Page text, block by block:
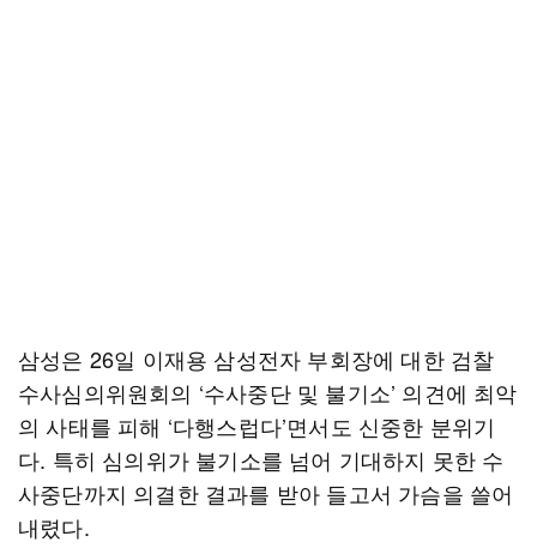
삼성은 26일 이재용 삼성전자 부회장에 대한 검찰
수사심의위원회의 ‘수사중단 및 불기소’ 의견에 최악
의 사태를 피해 ‘다행스럽다’면서도 신중한 분위기
다. 특히 심의위가 불기소를 넘어 기대하지 못한 수
사중단까지 의결한 결과를 받아 들고서 가슴을 쓸어
내렸다.